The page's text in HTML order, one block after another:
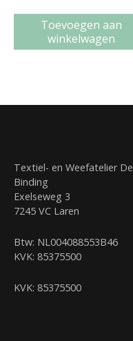
Toevoegen aan
winkelwagen
Textiel- en Weefatelier De
Binding
Exelseweg 3
7245 VC Laren
Btw: NL004088553B46
KVK: 85375500
KVK: 85375500